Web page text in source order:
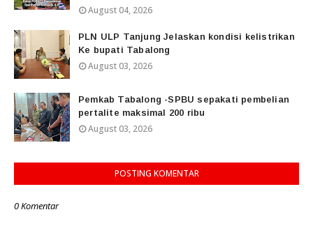
August 04, 2026
PLN ULP Tanjung Jelaskan kondisi kelistrikan
Ke bupati Tabalong
August 03, 2026
Pemkab Tabalong -SPBU sepakati pembelian
pertalite maksimal 200 ribu
August 03, 2026
POSTING KOMENTAR
0 Komentar